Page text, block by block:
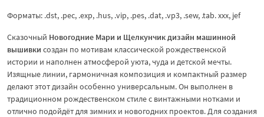
Форматы: .dst, .pec, .exp, .hus, .vip, .pes, .dat, .vp3, .sew, .tab. xxx, jef
Сказочный Новогодние Мари и Щелкунчик дизайн машинной
вышивки создан по мотивам классической рождественской
истории и наполнен атмосферой уюта, чуда и детской мечты.
Изящные линии, гармоничная композиция и компактный размер
делают этот дизайн особенно универсальным. Он выполнен в
традиционном рождественском стиле с винтажными нотками и
отлично подойдёт для зимних и новогодних проектов. Для создания